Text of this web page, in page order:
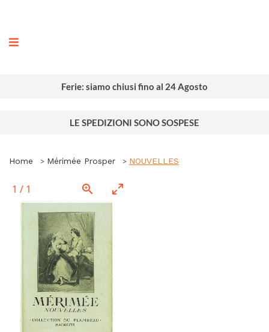
Ferie: siamo chiusi fino al 24 Agosto
LE SPEDIZIONI SONO SOSPESE
Home Mérimée Prosper NOUVELLES
1 / 1